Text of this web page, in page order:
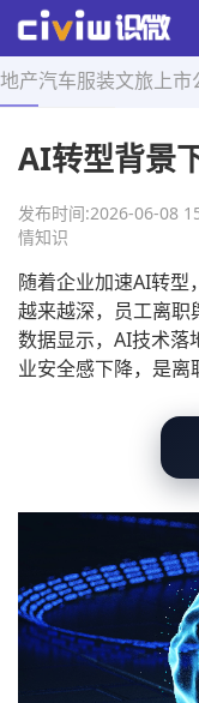
地产汽车服装文旅 上市
首页 > 舆情知识 > 正文
AI转型背景
发布时间:2026-06-08
情知识
随着企业加速AI转型
越来越深，员工离职
数据显示，AI技术落
业安全感下降，是离